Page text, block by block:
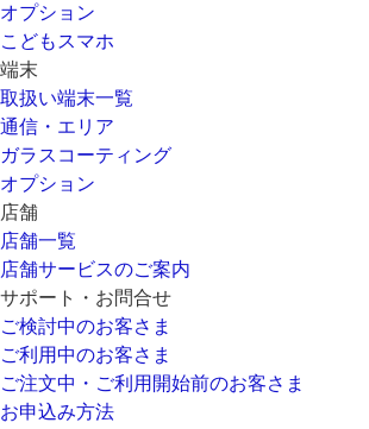
オプション
こどもスマホ
端末
取扱い端末一覧
通信・エリア
ガラスコーティング
オプション
店舗
店舗一覧
店舗サービスのご案内
サポート・お問合せ
ご検討中のお客さま
ご利用中のお客さま
ご注文中・ご利用開始前のお客さま
お申込み方法